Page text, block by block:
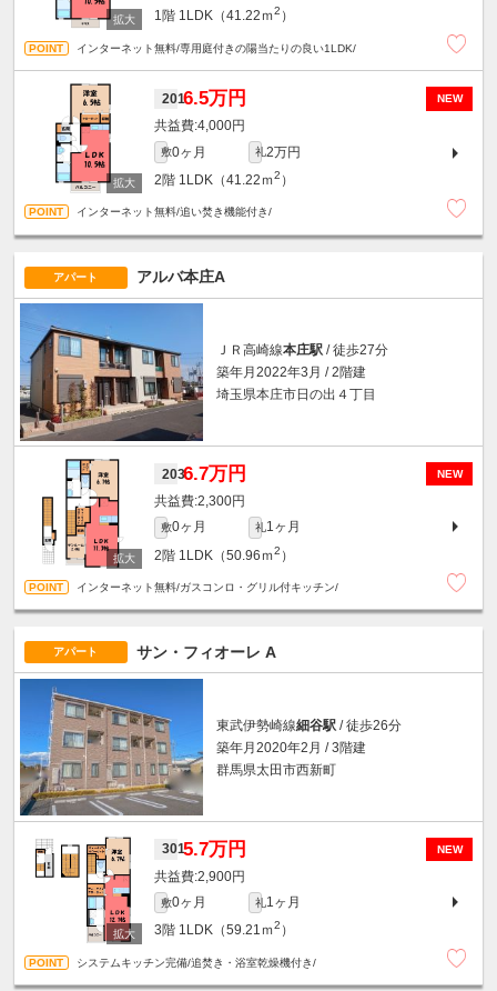
1階 1LDK（41.22ｍ2 ）
インターネット無料/専用庭付きの陽当たりの良い1LDK/
NEW
2016.5万円
4,000円
敷0ヶ月 礼2万円
2階 1LDK（41.22ｍ2 ）
インターネット無料/追い焚き機能付き/
アパート アルバ本庄A
ＪＲ高崎線本庄駅 / 徒歩27分
築年月2022年3月 / 2階建
埼玉県本庄市日の出４丁目
NEW
2036.7万円
2,300円
敷0ヶ月 礼1ヶ月
2階 1LDK（50.96ｍ2 ）
インターネット無料/ガスコンロ・グリル付キッチン/
アパート サン・フィオーレ A
東武伊勢崎線細谷駅 / 徒歩26分
築年月2020年2月 / 3階建
群馬県太田市西新町
NEW
3015.7万円
2,900円
敷0ヶ月 礼1ヶ月
3階 1LDK（59.21ｍ2 ）
システムキッチン完備/追焚き・浴室乾燥機付き/